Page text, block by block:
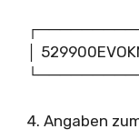
│
4. Angaben